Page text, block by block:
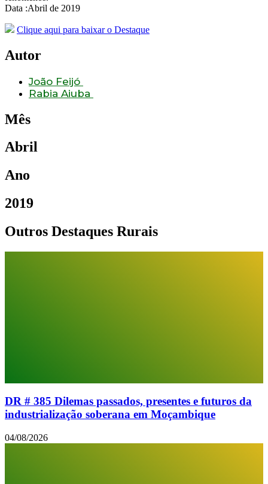
Data :Abril de 2019
Clique aqui para baixar o Destaque
Autor
João Feijó
Rabia Aiuba
Mês
Abril
Ano
2019
Outros Destaques Rurais
DR # 385 Dilemas passados, presentes e futuros da
industrialização soberana em Moçambique
04/08/2026